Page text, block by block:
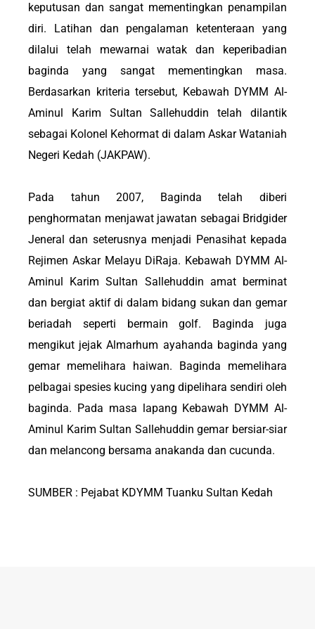
keputusan dan sangat mementingkan penampilan
diri. Latihan dan pengalaman ketenteraan yang
dilalui telah mewarnai watak dan keperibadian
baginda yang sangat mementingkan masa.
Berdasarkan kriteria tersebut, Kebawah DYMM Al-
Aminul Karim Sultan Sallehuddin telah dilantik
sebagai Kolonel Kehormat di dalam Askar Wataniah
Negeri Kedah (JAKPAW).
Pada tahun 2007, Baginda telah diberi
penghormatan menjawat jawatan sebagai Bridgider
Jeneral dan seterusnya menjadi Penasihat kepada
Rejimen Askar Melayu DiRaja. Kebawah DYMM Al-
Aminul Karim Sultan Sallehuddin amat berminat
dan bergiat aktif di dalam bidang sukan dan gemar
beriadah seperti bermain golf. Baginda juga
mengikut jejak Almarhum ayahanda baginda yang
gemar memelihara haiwan. Baginda memelihara
pelbagai spesies kucing yang dipelihara sendiri oleh
baginda. Pada masa lapang Kebawah DYMM Al-
Aminul Karim Sultan Sallehuddin gemar bersiar-siar
dan melancong bersama anakanda dan cucunda.
SUMBER : Pejabat KDYMM Tuanku Sultan Kedah